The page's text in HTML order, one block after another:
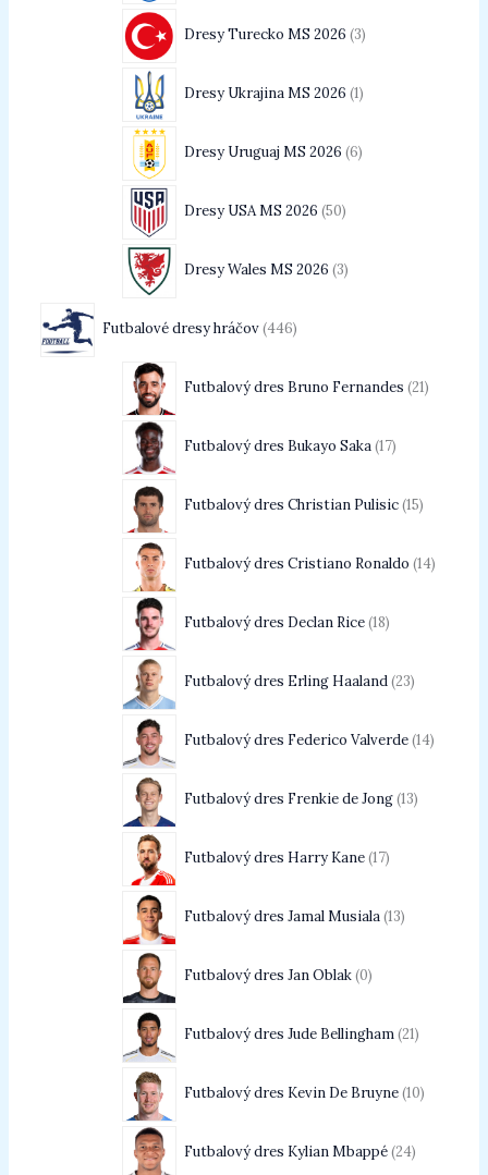
Dresy Turecko MS 2026 3
Dresy Ukrajina MS 2026 1
Dresy Uruguaj MS 2026 6
Dresy USA MS 2026 50
Dresy Wales MS 2026 3
Futbalové dresy hráčov 446
Futbalový dres Bruno Fernandes 21
Futbalový dres Bukayo Saka 17
Futbalový dres Christian Pulisic 15
Futbalový dres Cristiano Ronaldo 14
Futbalový dres Declan Rice 18
Futbalový dres Erling Haaland 23
Futbalový dres Federico Valverde 14
Futbalový dres Frenkie de Jong 13
Futbalový dres Harry Kane 17
Futbalový dres Jamal Musiala 13
Futbalový dres Jan Oblak 0
Futbalový dres Jude Bellingham 21
Futbalový dres Kevin De Bruyne 10
Futbalový dres Kylian Mbappé 24